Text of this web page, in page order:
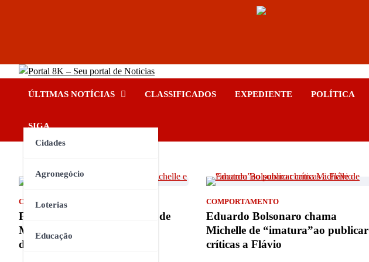
Portal 8K – Seu portal de Noticias
ÚLTIMAS NOTÍCIAS
Cidades
Agronegócio
Loterias
Educação
CLASSIFICADOS EXPEDIENTE POLÍTICA
SIGA
COMPORTAMENTO
Flávio Bolsonaro pede apoio de
Michelle e reforça pedido de
desculpas
COMPORTAMENTO
Eduardo Bolsonaro chama
Michelle de “imatura”ao publicar
críticas a Flávio